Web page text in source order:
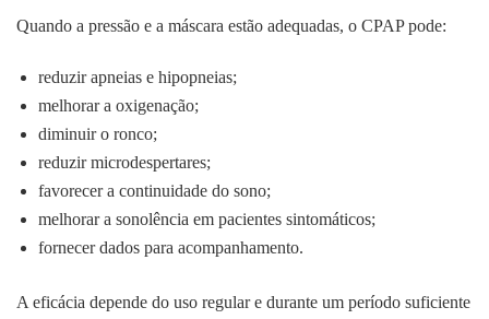
Quando a pressão e a máscara estão adequadas, o CPAP pode:
reduzir apneias e hipopneias;
melhorar a oxigenação;
diminuir o ronco;
reduzir microdespertares;
favorecer a continuidade do sono;
melhorar a sonolência em pacientes sintomáticos;
fornecer dados para acompanhamento.
A eficácia depende do uso regular e durante um período suficiente